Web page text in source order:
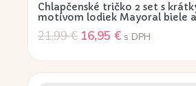
Chlapčenské tričko 2 set s
motívom lodiek Mayoral biele
21,99€ 16,95 € s DPH